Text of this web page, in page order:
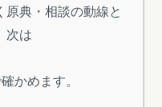
原典・相談の動線と
次は
かめます。